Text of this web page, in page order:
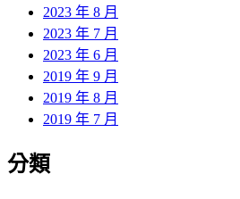
2023 年 8 月
2023 年 7 月
2023 年 6 月
2019 年 9 月
2019 年 8 月
2019 年 7 月
分類